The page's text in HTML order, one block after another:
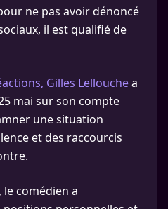
ne pas avoir dénoncé
il est qualifié de
Gilles Lellouchea
mai sur son compte
une situation
et des raccourcis
le comédien a